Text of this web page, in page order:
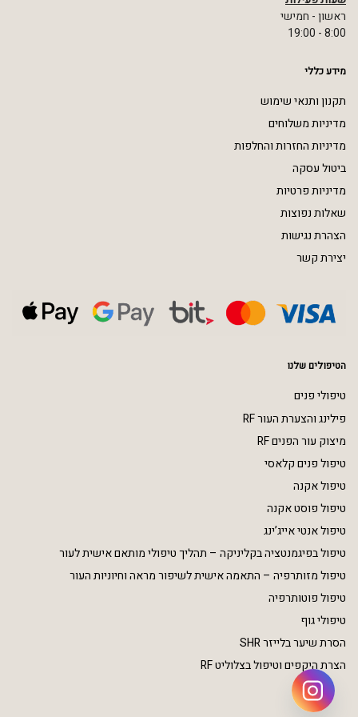
ראשון - חמישי
8:00 - 19:00
מידע כללי
תקנון ותנאי שימוש
מדיניות משלוחים
מדיניות החזרות והחלפות
ביטול עסקה
מדיניות פרטיות
שאלות נפוצות
הצהרת נגישות
יצירת קשר
הטיפולים שלנו
טיפולי פנים
פילינג והצערת העור RF
מיצוק עור הפנים RF
טיפול פנים קלאסי
טיפול אקנה
טיפול פוסט אקנה
טיפול אנטי אייג’ינג
טיפול בפיגמנטציה בקליניקה – תהליך טיפולי מותאם אישית לעור
טיפול מזותרפיה – התאמה אישית לשיפור מראה וחיוניות העור
טיפול פוטותרפיה
טיפולי גוף
הסרת שיער בלייזר SHR
הצרת היקפים וטיפול בצלוליט RF